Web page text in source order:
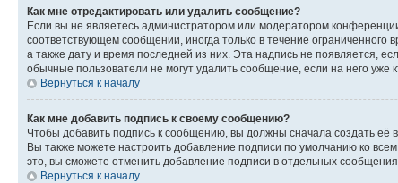
Как мне отредактировать или удалить сообщение?
Если вы не являетесь администратором или модератором
соответствующем сообщении, иногда только в течение
а также дату и время последней из них. Эта надпись не появляется,
обычные пользователи не могут удалить сообщение, если на него уже
Вернуться к началу
Как мне добавить подпись к своему сообщению?
Чтобы добавить подпись к сообщению, вы должны сначала создать
Вы также можете настроить добавление подписи по умолчанию ко
это, вы сможете отменить добавление подписи в отдельных
Вернуться к началу